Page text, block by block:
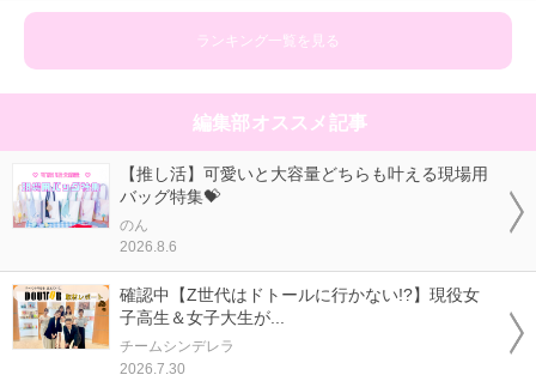
ランキング一覧を見る
編集部オススメ記事
【推し活】可愛いと大容量どちらも叶える現場用
バッグ特集💝
のん
2026.8.6
確認中【Z世代はドトールに行かない!?】現役女
子高生＆女子大生が...
チームシンデレラ
2026.7.30